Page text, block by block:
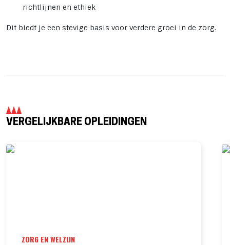
richtlijnen en ethiek
Dit biedt je een stevige basis voor verdere groei in de zorg.
VERGELIJKBARE OPLEIDINGEN
ZORG EN WELZIJN